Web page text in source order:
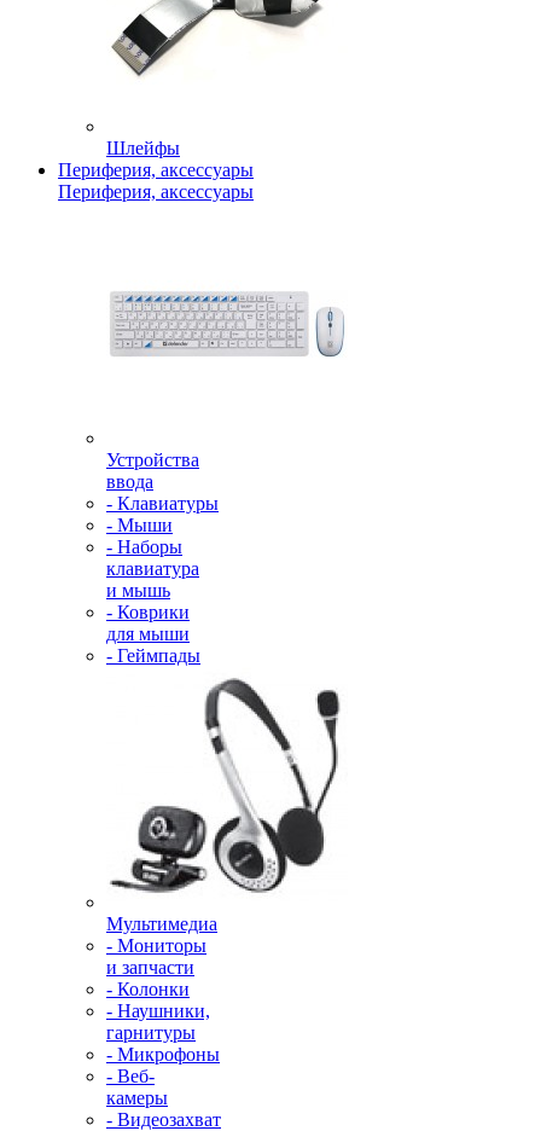
Шлейфы
Периферия, аксессуары
Периферия, аксессуары
Устройства
ввода
- Клавиатуры
- Мыши
- Наборы
клавиатура
и мышь
- Коврики
для мыши
- Геймпады
Мультимедиа
- Мониторы
и запчасти
- Колонки
- Наушники,
гарнитуры
- Микрофоны
- Веб-
камеры
- Видеозахват